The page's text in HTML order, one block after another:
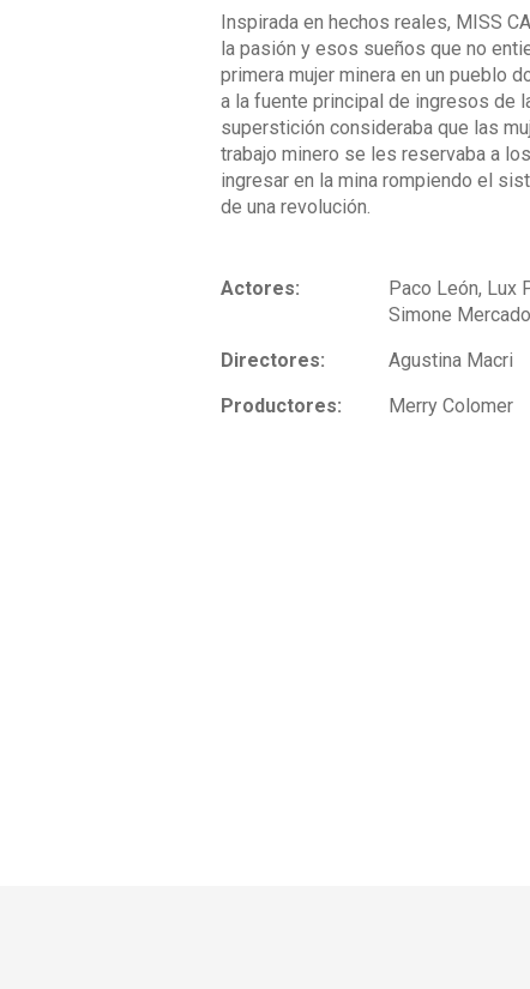
Inspirada en hechos reales, MISS
la pasión y esos sueños que no
primera mujer minera en un pueblo
a la fuente principal de ingresos de
superstición consideraba que las
trabajo minero se les reservaba a
ingresar en la mina rompiendo el
de una revolución.
Actores:
Paco León, Lux
Simone
Directores:
Agustina Macri
Productores:
Merry Colomer